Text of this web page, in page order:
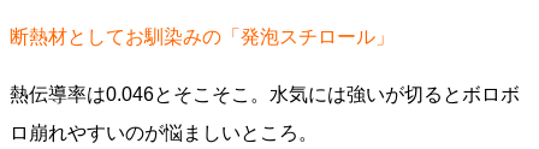
断熱材としてお馴染みの「発泡スチロール」
熱伝導率は0.046とそこそこ。水気には強いが切るとボロボ
ロ崩れやすいのが悩ましいところ。